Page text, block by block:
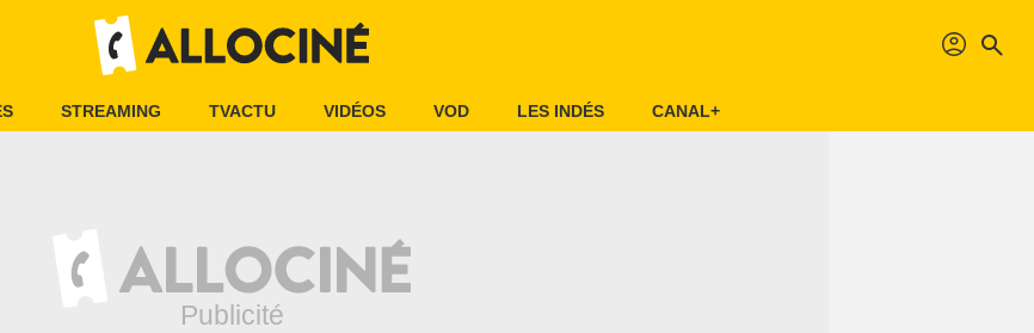
profil search
STREAMING TVACTU VIDÉOS VOD LES INDÉS CANAL+